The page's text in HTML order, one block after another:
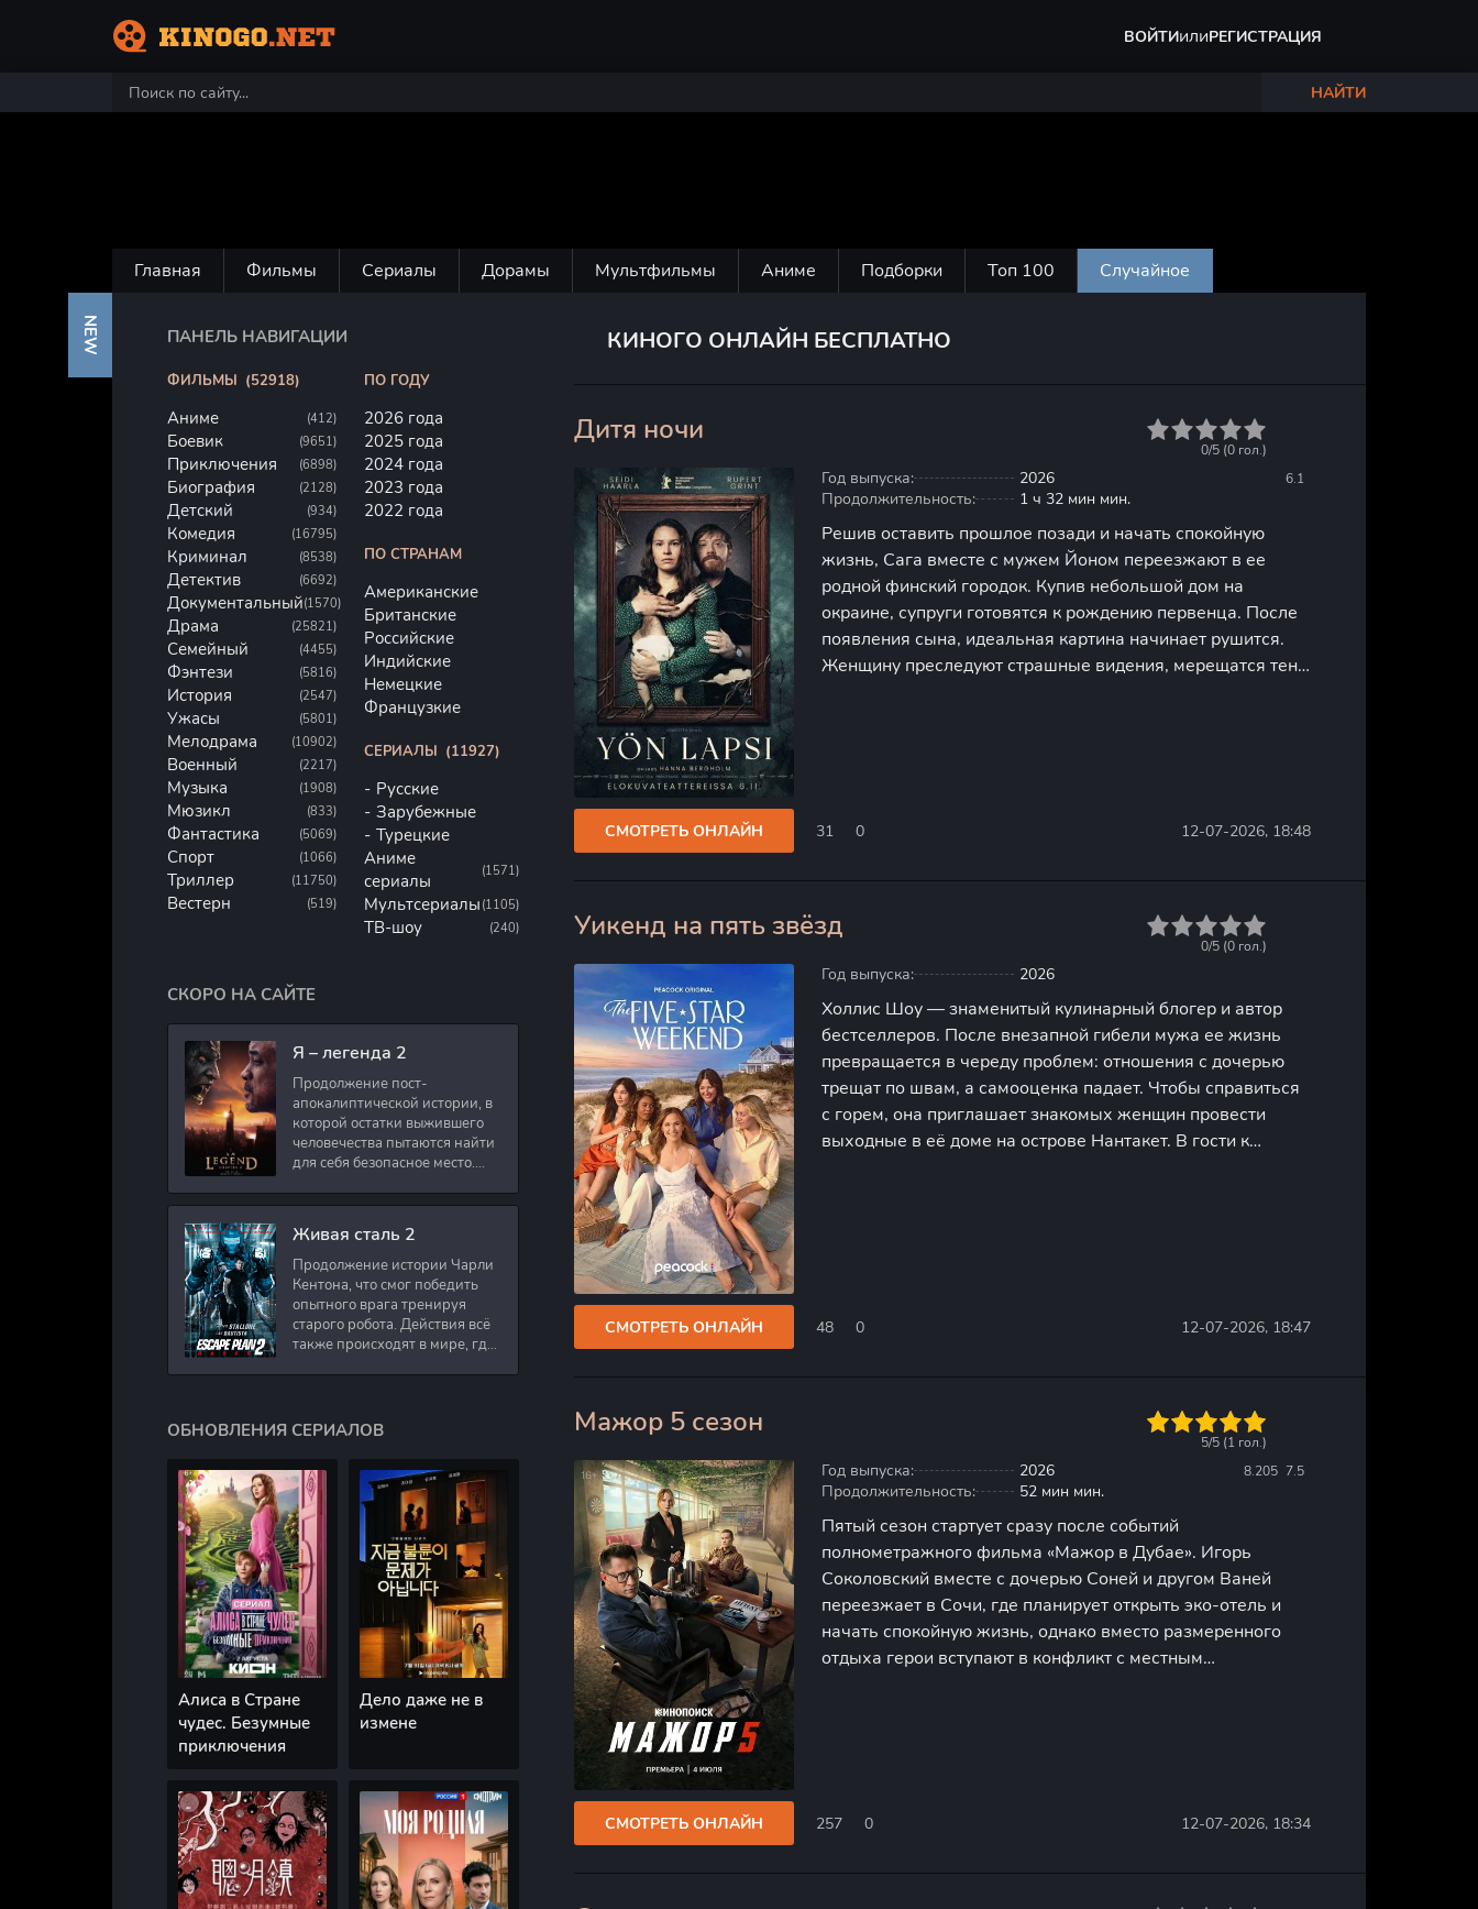
ВОЙТИилиРЕГИСТРАЦИЯ
НАЙТИ
Главная Фильмы Сериалы Дорамы Мультфильмы Аниме Подборки Топ 100 Случайное
КИНОГО ОНЛАЙН БЕСПЛАТНО
Дитя ночи
6.1
0/5 (0 гол.)
Год выпуска:
2026
Продолжительность:
1 ч 32 мин мин.
Решив оставить прошлое позади и начать спокойную
жизнь, Сага вместе с мужем Йоном переезжают в ее
родной финский городок. Купив небольшой дом на
окраине, супруги готовятся к рождению первенца. После
появления сына, идеальная картина начинает рушится.
Женщину преследуют страшные видения, мерещатся тени
СМОТРЕТЬ ОНЛАЙН 31 0 12-07-2026, 18:48
Уикенд на пять звёзд
0/5 (0 гол.)
Год выпуска: 2026
Холлис Шоу — знаменитый кулинарный блогер и автор
бестселлеров. После внезапной гибели мужа ее жизнь
превращается в череду проблем: отношения с дочерью
трещат по швам, а самооценка падает. Чтобы справиться
с горем, она приглашает знакомых женщин провести
выходные в её доме на острове Нантакет. В гости к
СМОТРЕТЬ ОНЛАЙН 48 0 12-07-2026, 18:47
Мажор 5 сезон
8.205 7.5
5/5 (1 гол.)
Год выпуска:
2026
Продолжительность:
52 мин мин.
Пятый сезон стартует сразу после событий
полнометражного фильма «Мажор в Дубае». Игорь
Соколовский вместе с дочерью Соней и другом Ваней
переезжает в Сочи, где планирует открыть эко-отель и
начать спокойную жизнь, однако вместо размеренного
отдыха герои вступают в конфликт с местным
СМОТРЕТЬ ОНЛАЙН 257 0 12-07-2026, 18:34
ПАНЕЛЬ НАВИГАЦИИ
NEW
ФИЛЬМЫ (52918)
Аниме (412)
Боевик (9651)
Приключения (6898)
Биография (2128)
Детский (934)
Комедия (16795)
Криминал (8538)
Детектив (6692)
Документальный(1570)
Драма (25821)
Семейный (4455)
Фэнтези (5816)
История (2547)
Ужасы (5801)
Мелодрама (10902)
Военный (2217)
Музыка (1908)
Мюзикл (833)
Фантастика (5069)
Спорт (1066)
Триллер (11750)
Вестерн (519)
ПО ГОДУ
2026 года
2025 года
2024 года
2023 года
2022 года
ПО СТРАНАМ
Американские
Британские
Российские
Индийские
Немецкие
Французкие
СЕРИАЛЫ (11927)
Русские
Зарубежные
Турецкие
Аниме
сериалы
(1571)
Мультсериалы (1105)
ТВ-шоу (240)
СКОРО НА САЙТЕ
Я – легенда 2
Продолжение пост-
апокалиптической истории, в
которой остатки выжившего
человечества пытаются найти
для себя безопасное место.
работал в медицинском
Живая сталь 2
Продолжение истории Чарли
Кентона, что смог победить
опытного врага тренируя
старого робота. Действия всё
также происходят в мире, где
ОБНОВЛЕНИЯ СЕРИАЛОВ
Алиса в Стране
чудес. Безумные
приключения
Дело даже не в
измене